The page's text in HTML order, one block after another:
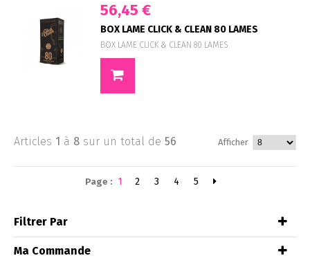
56,45 €
BOX LAME CLICK & CLEAN 80 LAMES
BOX LAME CLICK & CLEAN 80 LAMES
Articles 1 à 8sur un total de 56 Afficher
Page : 1 2 3 4 5
Filtrer Par
Ma Commande